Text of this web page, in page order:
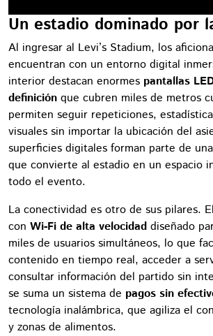
Un estadio dominado por
Al ingresar al Levi’s Stadium, los
encuentran con un entorno digital
interior destacan enormes pantallas
definición que cubren miles de metros
permiten seguir repeticiones,
visuales sin importar la ubicación del
superficies digitales forman parte de
que convierte al estadio en un espacio
todo el evento.
La conectividad es otro de sus pilares.
con Wi-Fi de alta velocidad diseñado
miles de usuarios simultáneos, lo que
contenido en tiempo real, acceder a
consultar información del partido sin
se suma un sistema de pagos sin
tecnología inalámbrica, que agiliza el
y zonas de alimentos.